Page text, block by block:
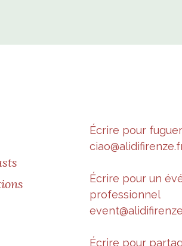
Écrire pour fuguer
Écrire pour un
professionnel
Écrire pour